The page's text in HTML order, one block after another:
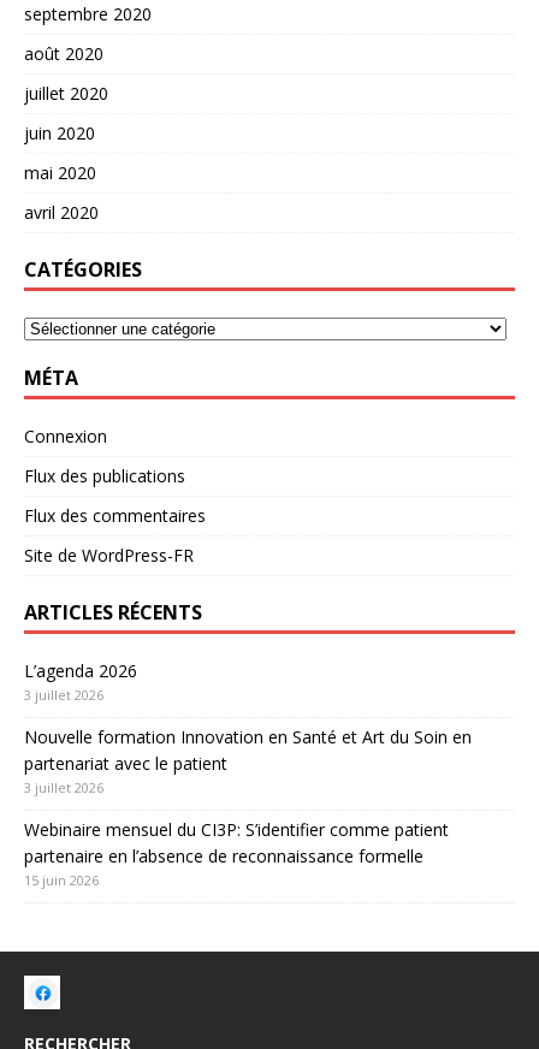
septembre 2020
août 2020
juillet 2020
juin 2020
mai 2020
avril 2020
CATÉGORIES
MÉTA
Connexion
Flux des publications
Flux des commentaires
Site de WordPress-FR
ARTICLES RÉCENTS
L’agenda 2026
3 juillet 2026
Nouvelle formation Innovation en Santé et Art du Soin en
partenariat avec le patient
3 juillet 2026
Webinaire mensuel du CI3P: S’identifier comme patient
partenaire en l’absence de reconnaissance formelle
15 juin 2026
RECHERCHER